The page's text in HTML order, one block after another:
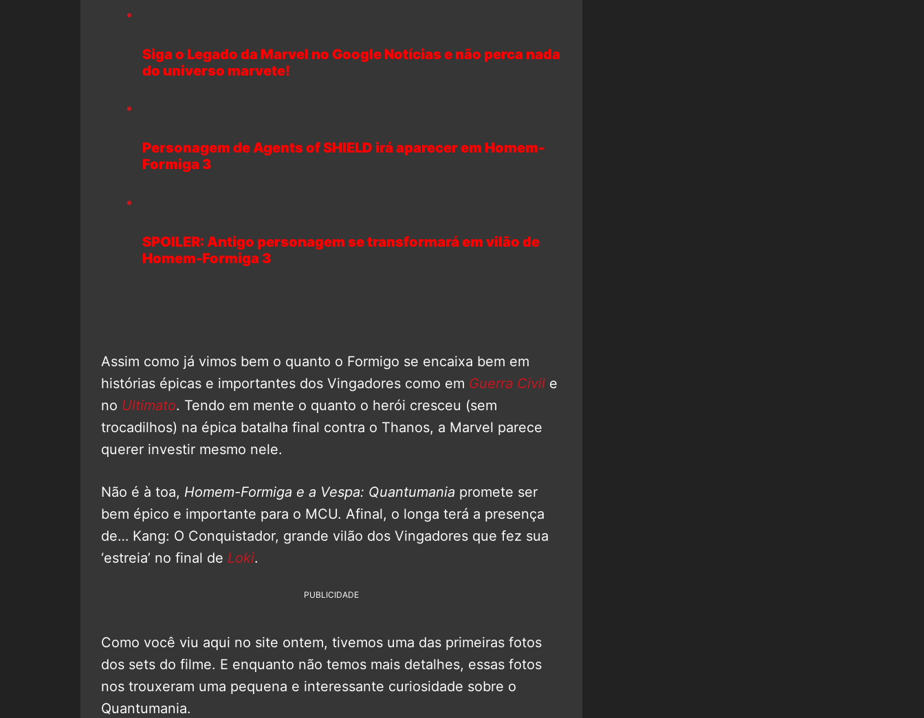
Siga o Legado da Marvel no Google Notícias e não perca nada
do universo marvete!
Personagem de Agents of SHIELD irá aparecer em Homem-
Formiga 3
SPOILER: Antigo personagem se transformará em vilão de
Homem-Formiga 3
Assim como já vimos bem o quanto o Formigo se encaixa bem em
histórias épicas e importantes dos Vingadores como em Guerra Civil e
no Ultimato. Tendo em mente o quanto o herói cresceu (sem
trocadilhos) na épica batalha final contra o Thanos, a Marvel parece
querer investir mesmo nele.
Não é à toa, Homem-Formiga e a Vespa: Quantumania promete ser
bem épico e importante para o MCU. Afinal, o longa terá a presença
de… Kang: O Conquistador, grande vilão dos Vingadores que fez sua
‘estreia’ no final de Loki.
PUBLICIDADE
Como você viu aqui no site ontem, tivemos uma das primeiras fotos
dos sets do filme. E enquanto não temos mais detalhes, essas fotos
nos trouxeram uma pequena e interessante curiosidade sobre o
Quantumania.